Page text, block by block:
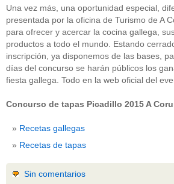
Una vez más, una oportunidad especial,
presentada por la oficina de Turismo de A
para ofrecer y acercar la cocina gallega,
productos a todo el mundo. Estando
inscripción, ya disponemos de las bases,
días del concurso se harán públicos los
fiesta gallega. Todo en la web oficial del
Concurso de tapas Picadillo 2015 A
Recetas gallegas
Recetas de tapas
Sin comentarios